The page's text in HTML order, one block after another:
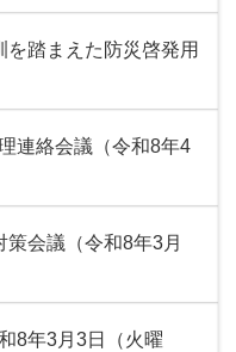
踏まえた防災啓発用
連絡会議（令和8年4
会議（令和8年3月
8年3月3日（火曜